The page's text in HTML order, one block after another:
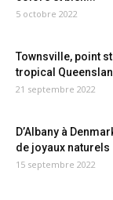
5 octobre 2022
Townsville, point
tropical
21 septembre 2022
D’Albany à
de joyaux naturels
15 septembre 2022